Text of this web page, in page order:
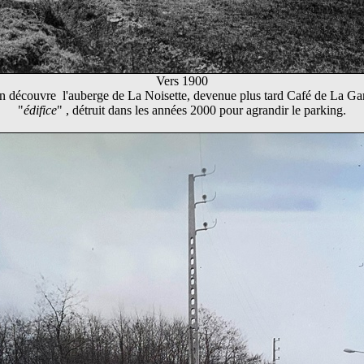
Vers 1900
découvre l'auberge de La Noisette, devenue plus tard Café de La
"édifice" , détruit dans les années 2000 pour agrandir le parking.